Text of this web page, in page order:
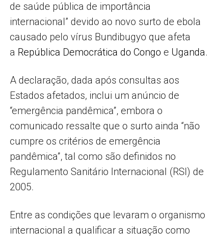
de saúde pública de importância
internacional” devido ao novo surto de ebola
causado pelo vírus Bundibugyo que afeta
a República Democrática do Congo e Uganda.
A declaração, dada após consultas aos
Estados afetados, inclui um anúncio de
“emergência pandêmica”, embora o
comunicado ressalte que o surto ainda “não
cumpre os critérios de emergência
pandêmica”, tal como são definidos no
Regulamento Sanitário Internacional (RSI) de
2005.
Entre as condições que levaram o organismo
internacional a qualificar a situação como